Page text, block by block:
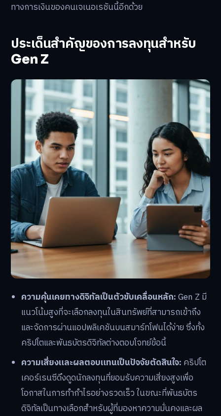
ทางการเงินของคนเจเนอเรชันนี้อีกด้วย
ประเด็นสำคัญของการลงทุนสำหรับ
Gen Z
ความคุ้นเคยทางดิจิทัลเป็นตัวขับเคลื่อนหลัก:Gen Z มี
แนวโน้มสูงที่จะเลือกลงทุนในสินทรัพย์ที่สามารถเข้าถึง
และจัดการผ่านแอปพลิเคชันบนสมาร์ทโฟนได้ง่าย ซึ่งทั้ง
คริปโตและพันธบัตรดิจิทัลต่างตอบโจทย์ข้อนี้
ความเสี่ยงและผลตอบแทนเป็นปัจจัยตัดสินใจ: คริปโต
เคอร์เรนซีดึงดูดนักลงทุนที่ยอมรับความเสี่ยงสูงเพื่อ
โอกาสในการทำกำไรอย่างรวดเร็ว ในขณะที่พันธบัตร
ดิจิทัลเป็นทางเลือกสำหรับผู้ที่มองหาความมั่นคงและผล